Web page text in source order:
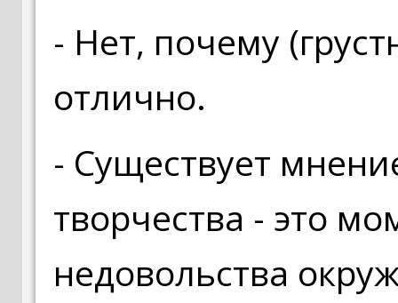
- Нет, почему
отлично.
- Существует
творчества - это
недовольства